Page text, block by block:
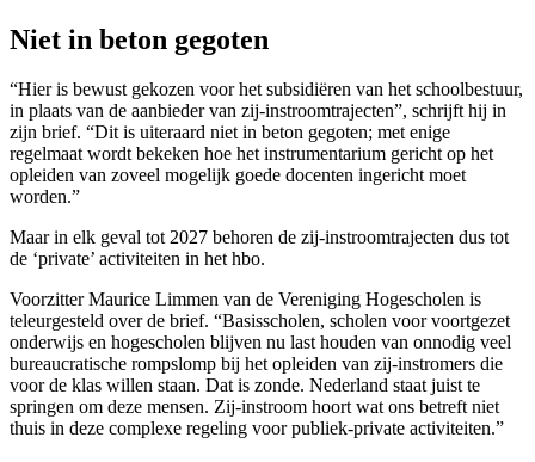
Niet in beton gegoten
“Hier is bewust gekozen voor het subsidiëren van het schoolbestuur,
in plaats van de aanbieder van zij-instroomtrajecten”, schrijft hij in
zijn brief. “Dit is uiteraard niet in beton gegoten; met enige
regelmaat wordt bekeken hoe het instrumentarium gericht op het
opleiden van zoveel mogelijk goede docenten ingericht moet
worden.”
Maar in elk geval tot 2027 behoren de zij-instroomtrajecten dus tot
de ‘private’ activiteiten in het hbo.
Voorzitter Maurice Limmen van de Vereniging Hogescholen is
teleurgesteld over de brief. “Basisscholen, scholen voor voortgezet
onderwijs en hogescholen blijven nu last houden van onnodig veel
bureaucratische rompslomp bij het opleiden van zij-instromers die
voor de klas willen staan. Dat is zonde. Nederland staat juist te
springen om deze mensen. Zij-instroom hoort wat ons betreft niet
thuis in deze complexe regeling voor publiek-private activiteiten.”